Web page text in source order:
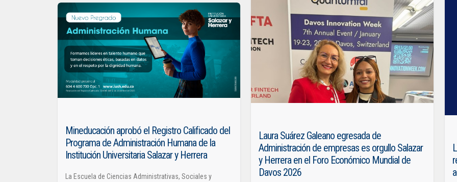
Laura Suárez Galeano egresada de
Administración de empresas es orgullo Salazar
y Herrera en el Foro Económico Mundial de
Davos 2026
Mineducación aprobó el Registro Calificado del
Programa de Administración Humana de la
Institución Universitaria Salazar y Herrera
La Escuela de Ciencias Administrativas, Sociales y